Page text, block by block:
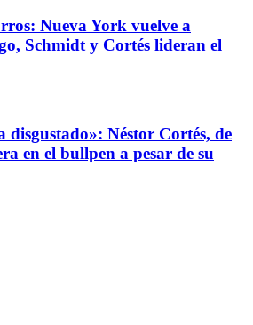
Nueva York vuelve a
Schmidt y Cortés lideran el
disgustado»: Néstor Cortés, de
en el bullpen a pesar de su